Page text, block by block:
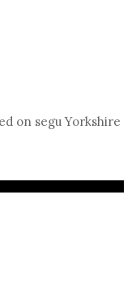
on segu Yorkshire